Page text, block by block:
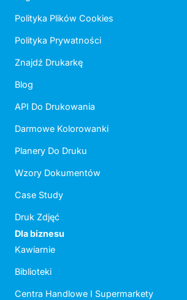
Polityka Plików Cookies
Polityka Prywatności
Znajdź Drukarkę
Blog
API Do Drukowania
Darmowe Kolorowanki
Planery Do Druku
Wzory Dokumentów
Case Study
Druk Zdjęć
Dla biznesu
Kawiarnie
Biblioteki
Centra Handlowe I Supermarkety